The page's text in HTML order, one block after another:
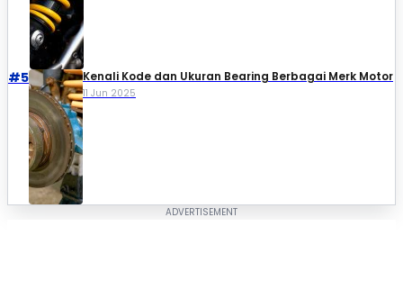
#5 Kenali Kode dan Ukuran Bearing Berbagai Merk Motor
11 Jun 2025